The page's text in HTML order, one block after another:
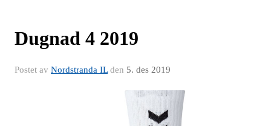
Dugnad 4 2019
Postet av Nordstranda ILden 5. des 2019